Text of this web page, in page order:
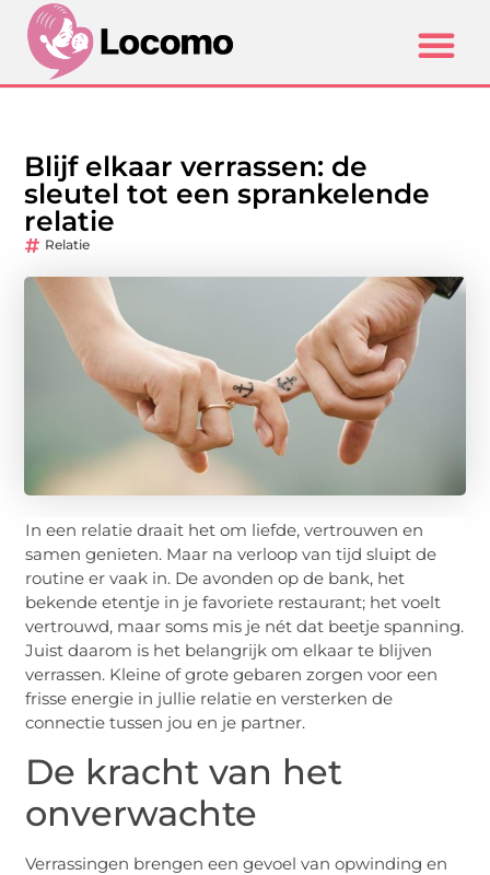
Blijf elkaar verrassen: de
sleutel tot een sprankelende
relatie
Relatie
In een relatie draait het om liefde, vertrouwen en
samen genieten. Maar na verloop van tijd sluipt de
routine er vaak in. De avonden op de bank, het
bekende etentje in je favoriete restaurant; het voelt
vertrouwd, maar soms mis je nét dat beetje spanning.
Juist daarom is het belangrijk om elkaar te blijven
verrassen. Kleine of grote gebaren zorgen voor een
frisse energie in jullie relatie en versterken de
connectie tussen jou en je partner.
De kracht van het
onverwachte
Verrassingen brengen een gevoel van opwinding en